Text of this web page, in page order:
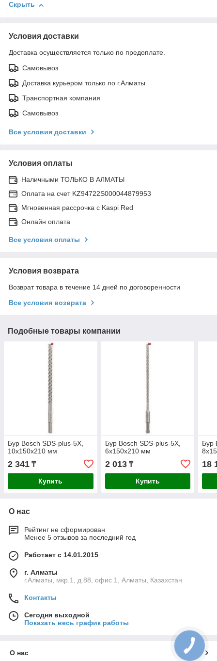
Скрыть
Условия доставки
Доставка осуществляется только по предоплате.
Самовывоз
Доставка курьером только по г.Алматы
Транспортная компания
Самовывоз
Все условия доставки
Условия оплаты
Наличными ТОЛЬКО В АЛМАТЫ
Оплата на счет KZ94722S000044879953
Мгновенная рассрочка с Kaspi Red
Онлайн оплата
Все условия оплаты
Условия возврата
Возврат товара в течение 14 дней по договоренности
Все условия возврата
Подобные товары компании
Бур Bosch SDS-plus-5X,
10x150x210 мм
2 341 ₸
Купить
Бур Bosch SDS-plus-5X,
6x150x210 мм
2 013₸
Купить
Бур
18
О нас
Рейтинг не сформирован
Менее 5 отзывов за последний год
Работает с 14.01.2015
г. Алматы
г.Алматы, мкр.1, д.88, офис 1, Алматы, Казахстан
Контакты
Сегодня выходной
Показать весь график работы
О нас